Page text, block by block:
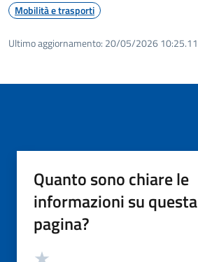
Mobilità e trasporti
Ultimo aggiornamento: 20/05/2026 10:25.11
Quanto sono chiare le
informazioni su questa
pagina?
Valutazione